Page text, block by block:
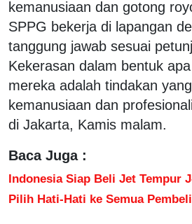
kemanusiaan dan gotong
SPPG bekerja di lapangan
tanggung jawab sesuai
Kekerasan dalam bentuk
mereka adalah tindakan
kemanusiaan dan
di Jakarta, Kamis malam.
Baca Juga :
Indonesia Siap Beli Jet Tempur
Pilih Hati-Hati ke Semua